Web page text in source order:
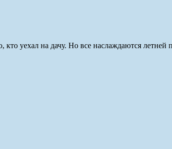
кто уехал на дачу. Но все наслаждаются